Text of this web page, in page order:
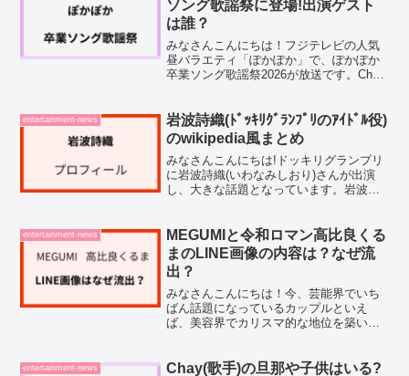
ソング歌謡祭に登場!出演ゲスト
は誰？
みなさんこんにちは！フジテレビの人気
昼バラエティ「ぽかぽか」で、ぽかぽか
卒業ソング歌謡祭2026が放送です。Chay
分かってきました。「いったい誰が出る
の...
entertainment-news
岩波詩織(ﾄﾞｯｷﾘｸﾞﾗﾝﾌﾟﾘのｱｲﾄﾞﾙ役)
のwikipedia風まとめ
みなさんこんにちは!ドッキリグランプリ
に岩波詩織(いわなみしおり)さんが出演
し、大きな話題となっています。岩波詩
役を演じています。番組を見ていて、い
ったいどんな人なのか...
entertainment-news
MEGUMIと令和ロマン高比良くる
まのLINE画像の内容は？なぜ流
出？
みなさんこんにちは！今、芸能界でいち
ばん話題になっているカップルといえ
ば、美容界でカリスマ的な地位を築いて
お2人ではないでしょうか。正直、最初に
entertainment-news
Chay(歌手)の旦那や子供はいる?